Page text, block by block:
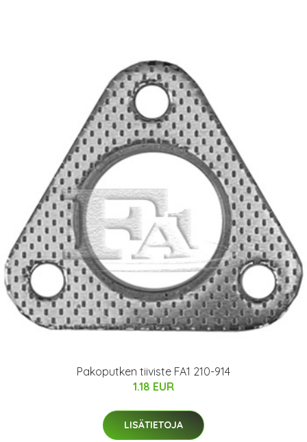
Pakoputken tiiviste FA1 210-914
1.18 EUR
LISÄTIETOJA